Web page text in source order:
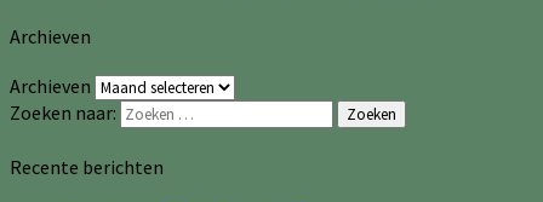
Archieven
Archieven
Zoeken naar:
Zoeken
Recente berichten